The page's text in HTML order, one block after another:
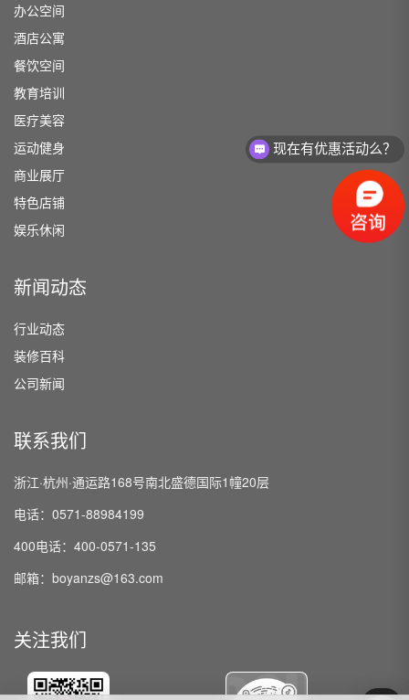
办公空间
酒店公寓
餐饮空间
教育培训
医疗美容
运动健身
商业展厅
特色店铺
娱乐休闲
新闻动态
行业动态
装修百科
公司新闻
联系我们
浙江·杭州·通运路168号南北盛德国际1幢20层
电话：0571-88984199
400电话：400-0571-135
邮箱：boyanzs@163.com
关注我们
现在有优惠活动么？